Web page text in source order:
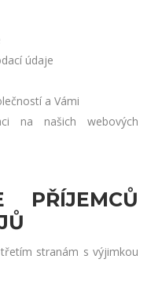
údaje
a Vámi
na našich webových
PŘÍJEMCŮ
stranám s výjimkou